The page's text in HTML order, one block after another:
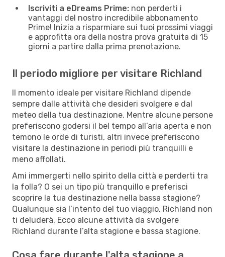
Iscriviti a eDreams Prime: non perderti i
vantaggi del nostro incredibile abbonamento
Prime! Inizia a risparmiare sui tuoi prossimi viaggi
e approfitta ora della nostra prova gratuita di 15
giorni a partire dalla prima prenotazione.
Il periodo migliore per visitare Richland
Il momento ideale per visitare Richland dipende
sempre dalle attività che desideri svolgere e dal
meteo della tua destinazione. Mentre alcune persone
preferiscono godersi il bel tempo all’aria aperta e non
temono le orde di turisti, altri invece preferiscono
visitare la destinazione in periodi più tranquilli e
meno affollati.
Ami immergerti nello spirito della città e perderti tra
la folla? O sei un tipo più tranquillo e preferisci
scoprire la tua destinazione nella bassa stagione?
Qualunque sia l’intento del tuo viaggio, Richland non
ti deluderà. Ecco alcune attività da svolgere
Richland durante l’alta stagione e bassa stagione.